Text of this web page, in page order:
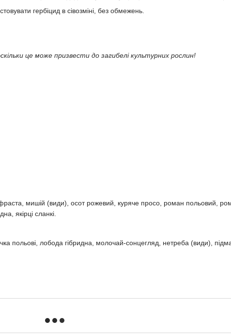
гербіцид в сівозміні, без обмежень.
це може призвести до загибелі культурних рослин!
мишій (види), осот рожевий, куряче просо, роман польовий,
якірці сланкі.
польові, лобода гібридна, молочай-сонцегляд, нетреба (види),